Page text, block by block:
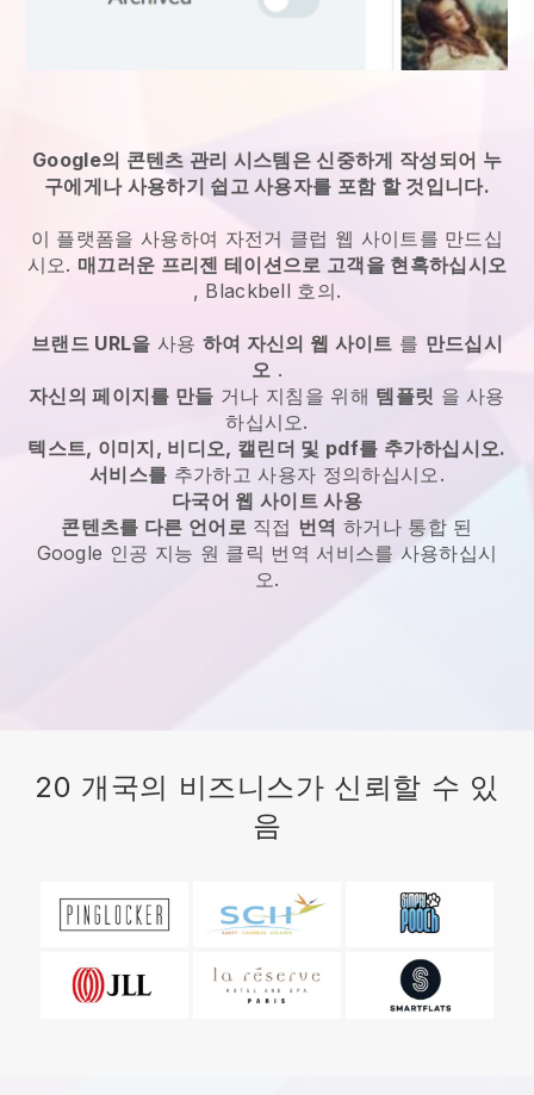
Google의 콘텐츠 관리 시스템은 신중하게 작성되어 누
구에게나 사용하기 쉽고 사용자를 포함 할 것입니다.
이 플랫폼을 사용하여 자전거 클럽 웹 사이트를 만드십
시오. 매끄러운 프리젠 테이션으로 고객을 현혹하십시오
, Blackbell 호의.
브랜드 URL을 사용 하여 자신의 웹 사이트 를 만드십시
오 .
자신의 페이지를 만들 거나 지침을 위해 템플릿 을 사용
하십시오.
텍스트, 이미지, 비디오, 캘린더 및 pdf를 추가하십시오.
서비스를 추가하고 사용자 정의하십시오.
다국어 웹 사이트 사용
콘텐츠를 다른 언어로 직접 번역 하거나 통합 된
Google 인공 지능 원 클릭 번역 서비스를 사용하십시
오.
20 개국의 비즈니스가 신뢰할 수 있
음